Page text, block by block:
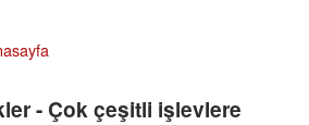
- Çok çeşitli işlevlere